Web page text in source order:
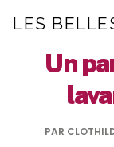
LES
Un
PAR